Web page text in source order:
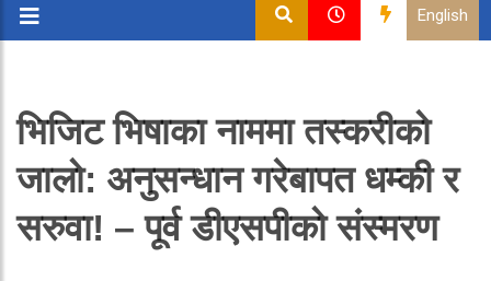
English
भिजिट भिषाका नाममा तस्करीको
जालो: अनुसन्धान गरेबापत धम्की र
सरुवा! – पूर्व डीएसपीको संस्मरण